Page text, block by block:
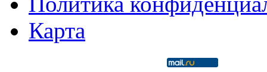
Карта